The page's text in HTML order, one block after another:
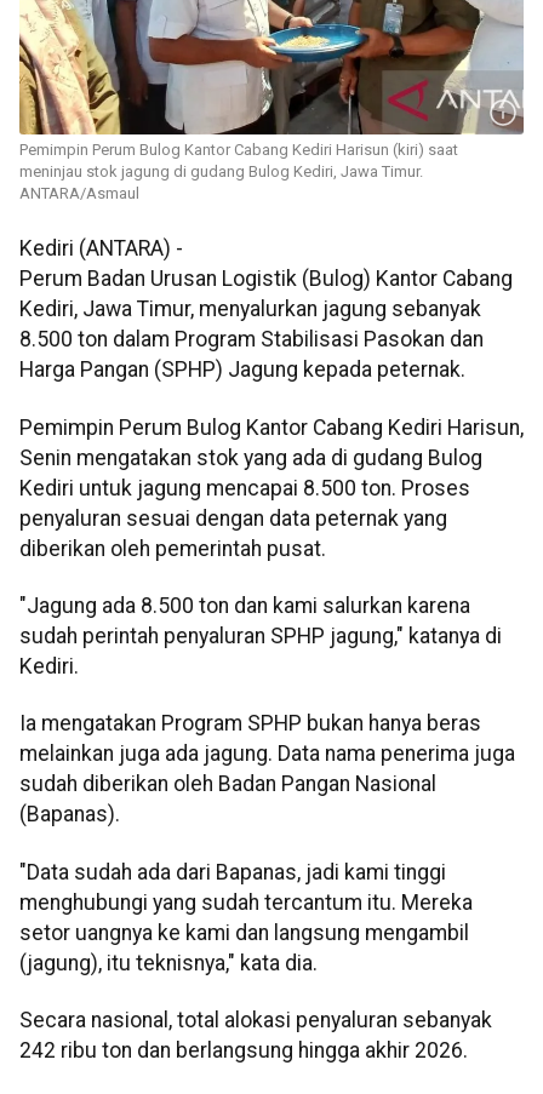
Pemimpin Perum Bulog Kantor Cabang Kediri Harisun (kiri) saat
meninjau stok jagung di gudang Bulog Kediri, Jawa Timur.
ANTARA/Asmaul
Kediri (ANTARA) -
Perum Badan Urusan Logistik (Bulog) Kantor Cabang
Kediri, Jawa Timur, menyalurkan jagung sebanyak
8.500 ton dalam Program Stabilisasi Pasokan dan
Harga Pangan (SPHP) Jagung kepada peternak.
Pemimpin Perum Bulog Kantor Cabang Kediri Harisun,
Senin mengatakan stok yang ada di gudang Bulog
Kediri untuk jagung mencapai 8.500 ton. Proses
penyaluran sesuai dengan data peternak yang
diberikan oleh pemerintah pusat.
"Jagung ada 8.500 ton dan kami salurkan karena
sudah perintah penyaluran SPHP jagung," katanya di
Kediri.
Ia mengatakan Program SPHP bukan hanya beras
melainkan juga ada jagung. Data nama penerima juga
sudah diberikan oleh Badan Pangan Nasional
(Bapanas).
"Data sudah ada dari Bapanas, jadi kami tinggi
menghubungi yang sudah tercantum itu. Mereka
setor uangnya ke kami dan langsung mengambil
(jagung), itu teknisnya," kata dia.
Secara nasional, total alokasi penyaluran sebanyak
242 ribu ton dan berlangsung hingga akhir 2026.